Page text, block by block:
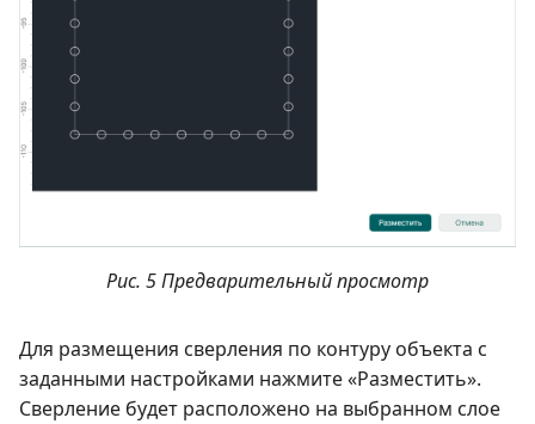
Рис. 5 Предварительный просмотр
Для размещения сверления по контуру объекта с
заданными настройками нажмите «Разместить».
Сверление будет расположено на выбранном слое